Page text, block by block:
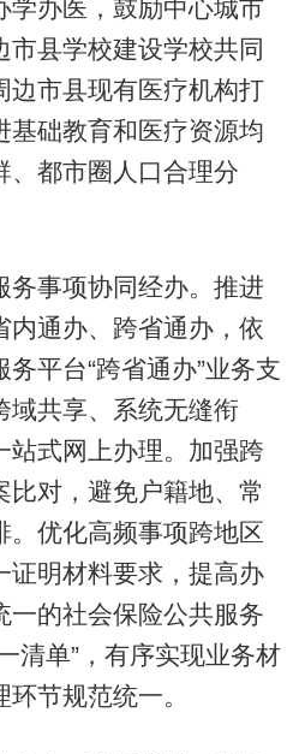
学办医，鼓励中心城市
市县学校建设学校共同
边市县现有医疗机构打
基础教育和医疗资源均
、都市圈人口合理分
事项协同经办。推进
内通办、跨省通办，依
平台“跨省通办”业务支
域共享、系统无缝衔
站式网上办理。加强跨
比对，避免户籍地、常
。优化高频事项跨地区
证明材料要求，提高办
一的社会保险公共服务
清单”，有序实现业务材
节规范统一。